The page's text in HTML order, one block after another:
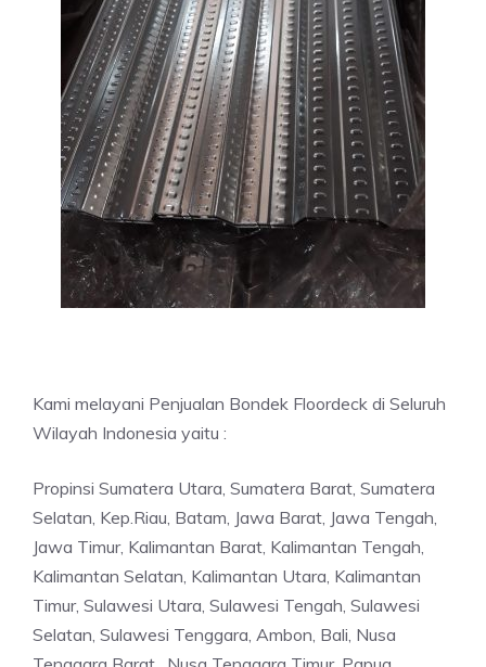
Kami melayani Penjualan Bondek Floordeck di Seluruh
Wilayah Indonesia yaitu :
Propinsi Sumatera Utara, Sumatera Barat, Sumatera
Selatan, Kep.Riau, Batam, Jawa Barat, Jawa Tengah,
Jawa Timur, Kalimantan Barat, Kalimantan Tengah,
Kalimantan Selatan, Kalimantan Utara, Kalimantan
Timur, Sulawesi Utara, Sulawesi Tengah, Sulawesi
Selatan, Sulawesi Tenggara, Ambon, Bali, Nusa